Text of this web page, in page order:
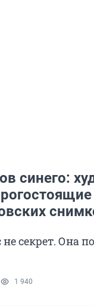
синего:
секрет. Она
1 940